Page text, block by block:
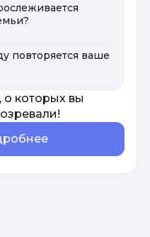
повторяется ваше
о которых вы